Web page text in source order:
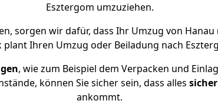
Esztergom umzuziehen.
sorgen wir dafür, dass Ihr Umzug von Hanau
Ihren Umzug oder Beiladung nach
, wie zum Beispiel dem Verpacken und
können Sie sicher sein, dass alles
ankommt.